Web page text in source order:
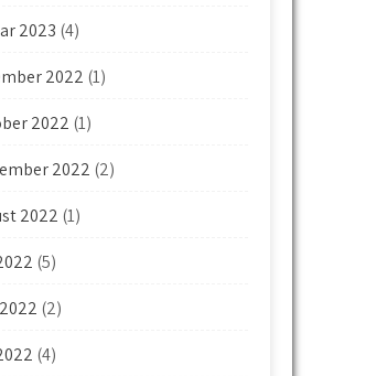
2023 (4)
2022 (1)
2022 (1)
2022 (2)
2022 (1)
(5)
(2)
(4)